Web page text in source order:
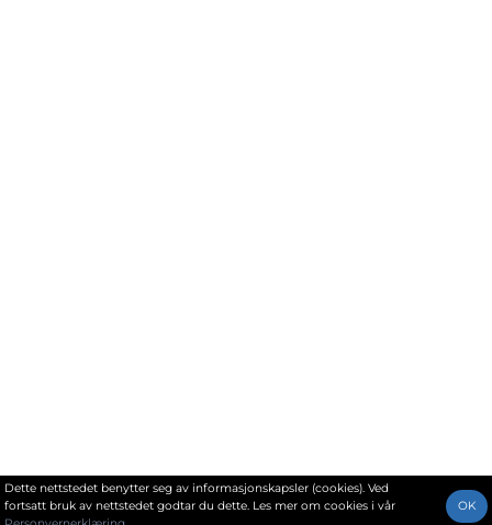
Dette nettstedet benytter seg av informasjonskapsler (cookies). Ved
fortsatt bruk av nettstedet godtar du dette. Les mer om cookies i vår
OK